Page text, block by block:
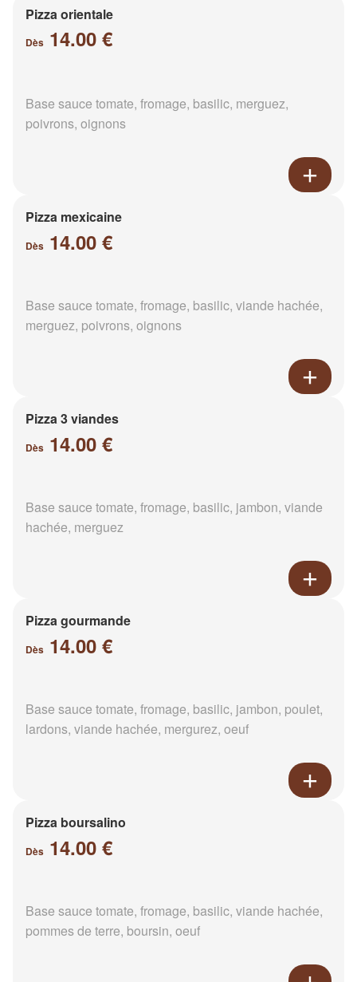
Pizza orientale
Dès 14.00 €
Base sauce tomate, fromage, basilic, merguez,
poivrons, oignons
Pizza mexicaine
Dès 14.00 €
Base sauce tomate, fromage, basilic, viande hachée,
merguez, poivrons, oignons
Pizza 3 viandes
Dès 14.00 €
Base sauce tomate, fromage, basilic, jambon, viande
hachée, merguez
Pizza gourmande
Dès 14.00 €
Base sauce tomate, fromage, basilic, jambon, poulet,
lardons, viande hachée, mergurez, oeuf
Pizza boursalino
Dès 14.00 €
Base sauce tomate, fromage, basilic, viande hachée,
pommes de terre, boursin, oeuf